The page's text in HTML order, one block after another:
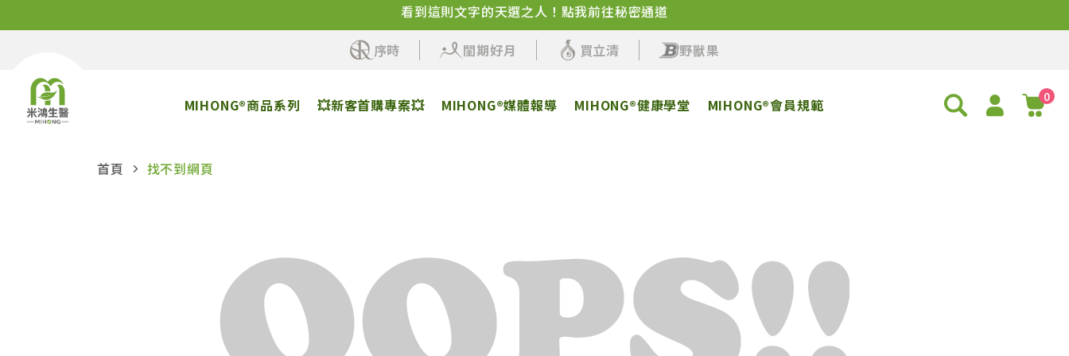
✨品牌感謝祭來了！百卡蛋白飲+人氣保健活動即將開始
序時
閨期好月 買立清 野獸果
MIHONG®商品系列 💥新客首購專案💥 MIHONG®媒體報導 MIHONG®健康學堂 MIHONG®會員規範 0
首頁 找不到網頁